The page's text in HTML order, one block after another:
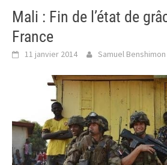
Mali : Fin de l’état de
France
11 janvier 2014 Samuel Benshimon